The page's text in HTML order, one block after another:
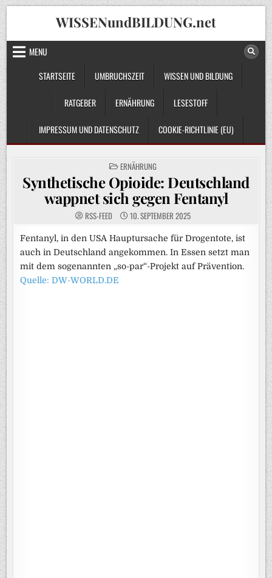
Skip
to
content
WISSENundBILDUNG.net
MENU
STARTSEITE
UMBRUCHSZEIT WISSEN UND BILDUNG
RATGEBER ERNÄHRUNG LESESTOFF
IMPRESSUM UND DATENSCHUTZ COOKIE-RICHTLINIE (EU)
POSTED
IN
ERNÄHRUNG
Synthetische Opioide: Deutschland
wappnet sich gegen Fentanyl
RSS-FEED 10. SEPTEMBER 2025
Fentanyl, in den USA Hauptursache für Drogentote, ist
auch in Deutschland angekommen. In Essen setzt man
mit dem sogenannten „so-par“-Projekt auf Prävention.
Quelle: DW-WORLD.DE